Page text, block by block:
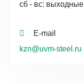
сб - вс: выходные
E-mail
kzn@uvm-steel.ru